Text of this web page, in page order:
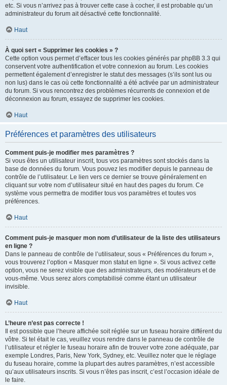
etc. Si vous n’arrivez pas à trouver cette case à cocher, il est probable qu’un
administrateur du forum ait désactivé cette fonctionnalité.
Haut
À quoi sert « Supprimer les cookies » ?
Cette option vous permet d’effacer tous les cookies générés par phpBB 3.3 qui
conservent votre authentification et votre connexion au forum. Les cookies
permettent également d’enregistrer le statut des messages (s’ils sont lus ou
non lus) dans le cas où cette fonctionnalité a été activée par un administrateur
du forum. Si vous rencontrez des problèmes récurrents de connexion et de
déconnexion au forum, essayez de supprimer les cookies.
Haut
Préférences et paramètres des utilisateurs
Comment puis-je modifier mes paramètres ?
Si vous êtes un utilisateur inscrit, tous vos paramètres sont stockés dans la
base de données du forum. Vous pouvez les modifier depuis le panneau de
contrôle de l’utilisateur. Le lien vers ce dernier se trouve généralement en
cliquant sur votre nom d’utilisateur situé en haut des pages du forum. Ce
système vous permettra de modifier tous vos paramètres et toutes vos
préférences.
Haut
Comment puis-je masquer mon nom d’utilisateur de la liste des utilisateurs
en ligne ?
Dans le panneau de contrôle de l’utilisateur, sous « Préférences du forum »,
vous trouverez l’option « Masquer mon statut en ligne ». Si vous activez cette
option, vous ne serez visible que des administrateurs, des modérateurs et de
vous-même. Vous serez alors comptabilisé comme étant un utilisateur
invisible.
Haut
L’heure n’est pas correcte !
Il est possible que l’heure affichée soit réglée sur un fuseau horaire différent du
vôtre. Si tel était le cas, veuillez vous rendre dans le panneau de contrôle de
l’utilisateur et régler le fuseau horaire afin de trouver votre zone adéquate, par
exemple Londres, Paris, New York, Sydney, etc. Veuillez noter que le réglage
du fuseau horaire, comme la plupart des autres paramètres, n’est accessible
qu’aux utilisateurs inscrits. Si vous n’êtes pas inscrit, c’est l’occasion idéale de
le faire.